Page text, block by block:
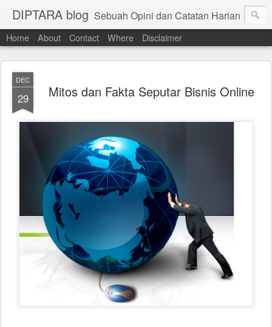
DIPTARA blog Sebuah Opini dan Catatan Harian
Home About Contact Where Disclaimer
DEC
29 Mitos dan Fakta Seputar Bisnis Online